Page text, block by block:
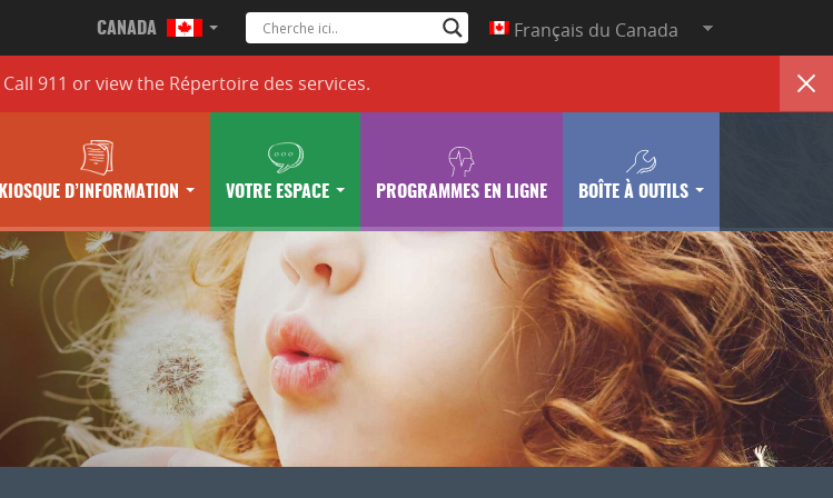
CANADA Français du Canada
Call 911 orview the Répertoire des services.
KIOSQUE D’INFORMATION VOTRE ESPACE PROGRAMMES EN LIGNE BOÎTE À OUTILS